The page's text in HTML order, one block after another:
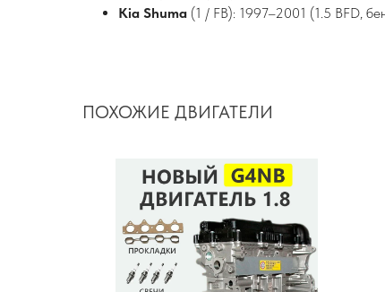
Kia Shuma (1 / FB): 1997–2001 (1.5 BFD,
ПОХОЖИЕ ДВИГАТЕЛИ